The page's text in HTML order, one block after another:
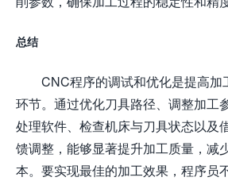
总结
CNC程序的调试和优化是提高加
环节。通过优化刀具路径、调整加工
处理软件、检查机床与刀具状态以及
馈调整，能够显著提升加工质量，减
本。要实现最佳的加工效果，程序员